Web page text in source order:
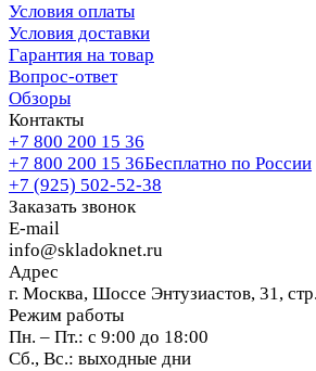
Условия оплаты
Условия доставки
Гарантия на товар
Вопрос-ответ
Обзоры
Контакты
+7 800 200 15 36
+7 800 200 15 36Бесплатно по России
+7 (925) 502-52-38
Заказать звонок
E-mail
info@skladoknet.ru
Адрес
г. Москва, Шоссе Энтузиастов, 31,
Режим работы
Пн. – Пт.: с 9:00 до 18:00
Сб., Вс.: выходные дни